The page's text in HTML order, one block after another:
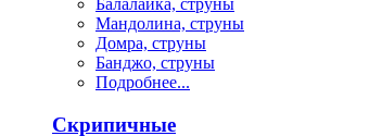
Балалайка, струны
Мандолина, струны
Домра, струны
Банджо, струны
Подробнее...
Скрипичные